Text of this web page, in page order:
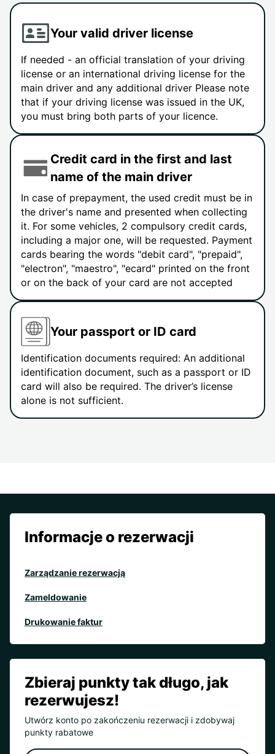
Your valid driver license
If needed - an official translation of your driving
license or an international driving license for the
main driver and any additional driver Please note
that if your driving license was issued in the UK,
you must bring both parts of your licence.
Credit card in the first and last
name of the main driver
In case of prepayment, the used credit must be in
the driver's name and presented when collecting
it. For some vehicles, 2 compulsory credit cards,
including a major one, will be requested. Payment
cards bearing the words "debit card", "prepaid",
"electron", "maestro", "ecard" printed on the front
or on the back of your card are not accepted
Your passport or ID card
Identification documents required: An additional
identification document, such as a passport or ID
card will also be required. The driver’s license
alone is not sufficient.
Informacje o rezerwacji
Zarządzanie rezerwacją
Zameldowanie
Drukowanie faktur
Zbieraj punkty tak długo, jak
rezerwujesz!
Utwórz konto po zakończeniu rezerwacji i zdobywaj
punkty rabatowe